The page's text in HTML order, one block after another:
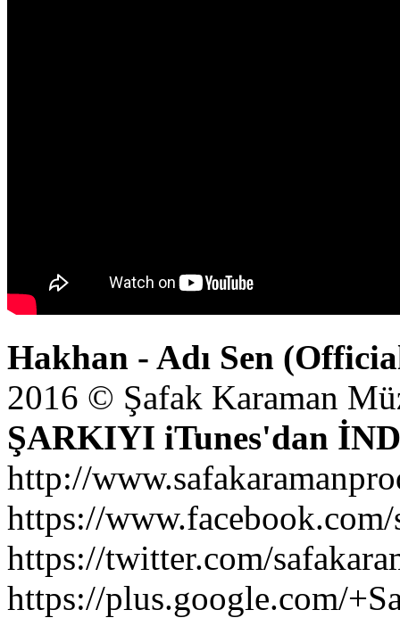
Hakhan - Adı Sen
2016 © Şafak Karaman
ŞARKIYI iTunes'dan
http://
https://
https://twitter.com/
https://plus.google.com/